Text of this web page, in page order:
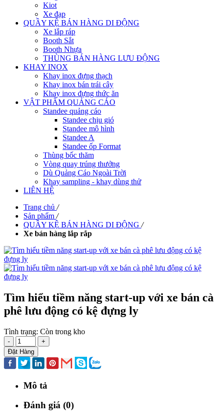
Kiot
Xe đạp
QUẦY KỆ BÁN HÀNG DI ĐỘNG
Xe lắp ráp
Booth Sắt
Booth Nhựa
THÙNG BÁN HÀNG LƯU ĐỘNG
KHAY INOX
Khay inox đựng thạch
Khay inox bán trái cây
Khay inox đựng thức ăn
VẬT PHẨM QUẢNG CÁO
Standee quảng cáo
Standee chịu gió
Standee mô hình
Standee A
Standee ốp Format
Thùng bốc thăm
Vòng quay trúng thưởng
Dù Quảng Cáo Ngoài Trời
Khay sampling - khay dùng thử
LIÊN HỆ
Trang chủ /
Sản phẩm /
QUẦY KỆ BÁN HÀNG DI ĐỘNG /
Xe bán hàng lắp rắp
Tìm hiểu tiềm năng start-up với xe bán cà
phê lưu động có kệ đựng ly
Tình trạng: Còn trong kho
-
+
Đặt Hàng
Mô tả
Đánh giá (0)